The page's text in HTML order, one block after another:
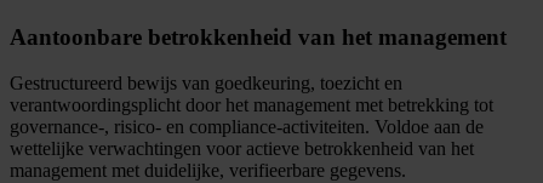
Aantoonbare betrokkenheid van het management
Gestructureerd bewijs van goedkeuring, toezicht en
verantwoordingsplicht door het management met betrekking tot
governance-, risico- en compliance-activiteiten. Voldoe aan de
wettelijke verwachtingen voor actieve betrokkenheid van het
management met duidelijke, verifieerbare gegevens.